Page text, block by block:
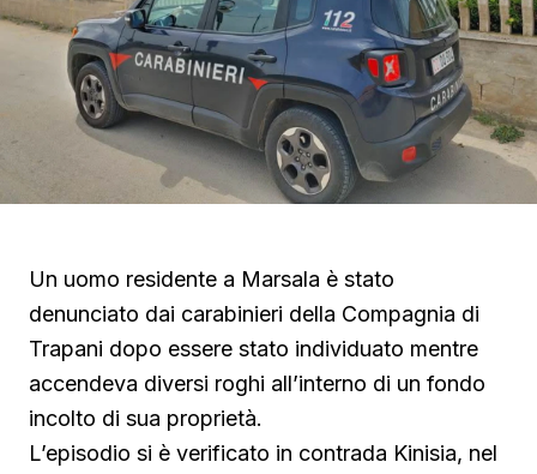
Un uomo residente a Marsala è stato
denunciato dai carabinieri della Compagnia di
Trapani dopo essere stato individuato mentre
accendeva diversi roghi all’interno di un fondo
incolto di sua proprietà.
L’episodio si è verificato in contrada Kinisia, nel